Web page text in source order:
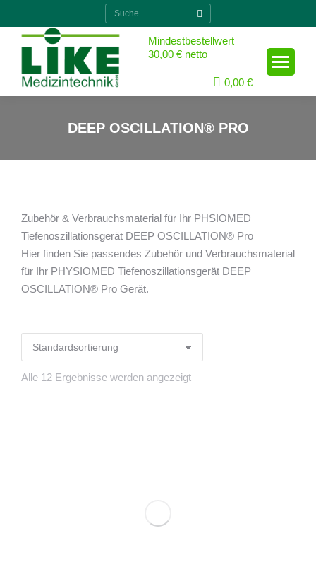
Suche:
Mindestbestellwert
30,00 € netto
0,00 €
DEEP OSCILLATION® PRO
Zubehör & Verbrauchsmaterial für Ihr PHSIOMED
Tiefenoszillationsgerät DEEP OSCILLATION® Pro
Hier finden Sie passendes Zubehör und Verbrauchsmaterial
für Ihr PHYSIOMED Tiefenoszillationsgerät DEEP
OSCILLATION® Pro Gerät.
Alle 12 Ergebnisse werden angezeigt